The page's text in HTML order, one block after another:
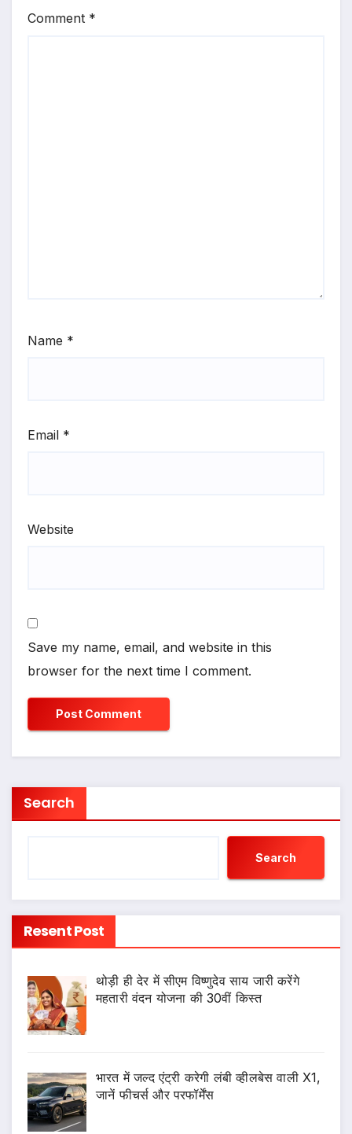
Comment *
Name *
Email *
Website
Save my name, email, and website in this
browser for the next time I comment.
Search
Search
Resent Post
थोड़ी ही देर में सीएम विष्णुदेव साय जारी करेंगे
महतारी वंदन योजना की 30वीं किस्त
भारत में जल्द एंट्री करेगी लंबी व्हीलबेस वाली X1,
जानें फीचर्स और परफॉर्मेंस